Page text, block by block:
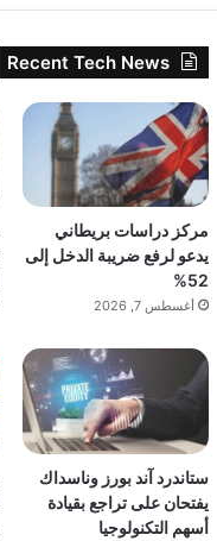
Recent Tech News
مركز دراسات بريطاني
يدعو لرفع ضريبة الدخل إلى
52%
أغسطس 7, 2026
ستاندرد آند بورز وناسداك
يفتحان على تراجع بقيادة
أسهم التكنولوجيا